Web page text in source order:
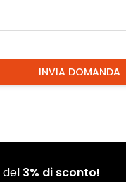
INVIA DOMANDA
3% di sconto!